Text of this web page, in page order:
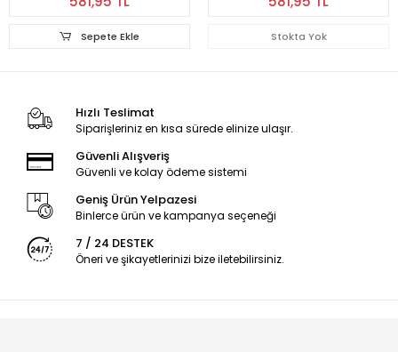
Sepete Ekle Stokta Yok
Hızlı Teslimat
Siparişleriniz en kısa sürede elinize ulaşır.
Güvenli Alışveriş
Güvenli ve kolay ödeme sistemi
Geniş Ürün Yelpazesi
Binlerce ürün ve kampanya seçeneği
7 / 24 DESTEK
Öneri ve şikayetlerinizi bize iletebilirsiniz.